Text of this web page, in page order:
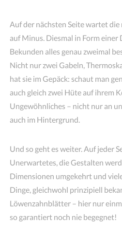
Auf der nächsten Seite wartet
auf Minus. Diesmal in Form einer
Bekunden alles genau zweimal
Nicht nur zwei Gabeln,
hat sie im Gepäck: schaut man
auch gleich zwei Hüte auf ihrem
Ungewöhnliches – nicht nur an
auch im Hintergrund.
Und so geht es weiter. Auf jeder
Unerwartetes, die Gestalten
Dimensionen umgekehrt und
Dinge, gleichwohl prinzipiell
Löwenzahnblätter – hier nur
so garantiert noch nie begegnet!